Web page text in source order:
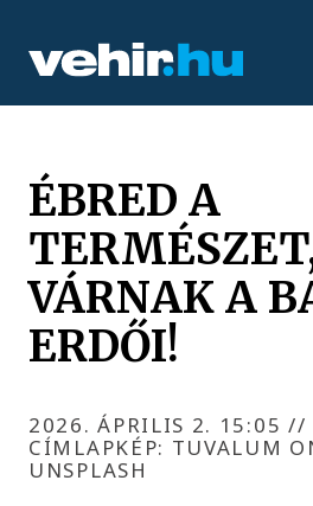
ÉBRED A
VÁRNAK A
ERDŐI!
2026. ÁPRILIS 2. 15:05 //
CÍMLAPKÉP: TUVALUM
UNSPLASH